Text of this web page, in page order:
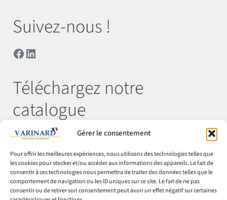
Gérer le consentement
Pour offrir les meilleures expériences, nous utilisons des technologies telles que
les cookies pour stocker et/ou accéder aux informations des appareils. Le fait de
consentir à ces technologies nous permettra de traiter des données telles que le
comportement de navigation ou les ID uniques sur ce site. Le fait de ne pas
consentir ou de retirer son consentement peut avoir un effet négatif sur certaines
Suivez-nous !
Facebook
LinkedIn
Téléchargez notre
catalogue
© Varinard 2026